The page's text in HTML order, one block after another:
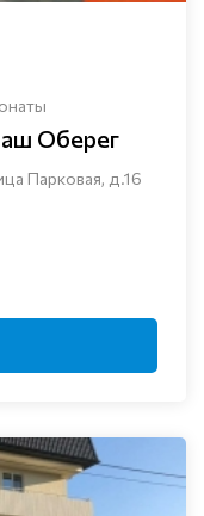
Оберег
Парковая, д.16